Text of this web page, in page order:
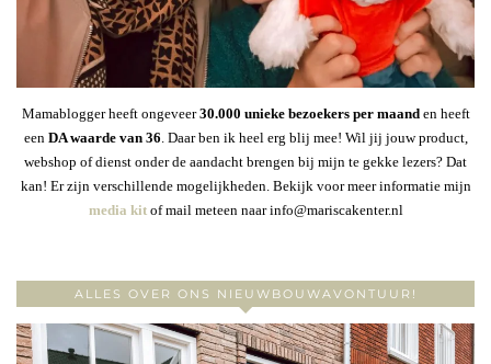
Mamablogger heeft ongeveer30.000 unieke bezoekers per maanden heeft
een DA waarde van 36 . Daar ben ik heel erg blij mee! Wil jij jouw product,
webshop of dienst onder de aandacht brengen bij mijn te gekke lezers? Dat
kan! Er zijn verschillende mogelijkheden. Bekijk voor meer informatie mijn
media kitof mail meteen naar info@mariscakenter.nl
ALLES OVER ONS NIEUWBOUWAVONTUUR!